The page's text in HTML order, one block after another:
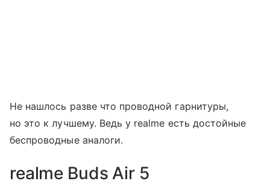
Не нашлось разве что проводной гарнитуры,
но это к лучшему. Ведь у realme есть достойные
беспроводные аналоги.
realme Buds Air 5